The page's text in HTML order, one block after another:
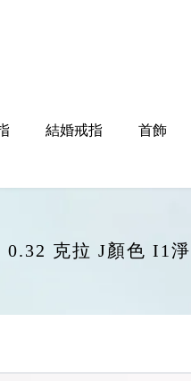
結婚戒指 首飾
0.32 克拉 J顏色 I1